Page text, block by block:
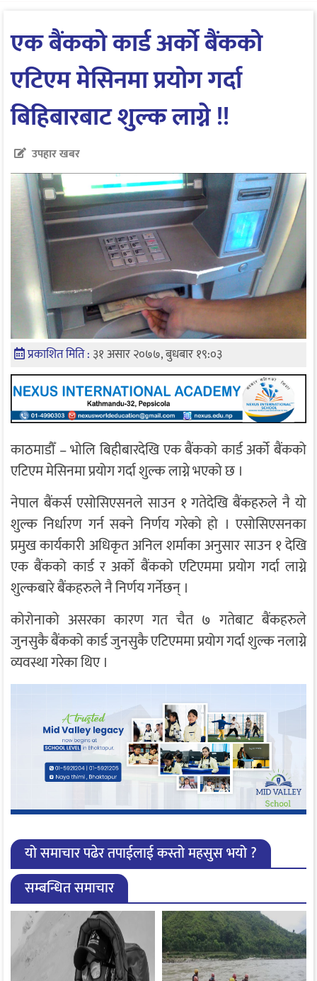
एक बैंकको कार्ड अर्को बैंकको
एटिएम मेसिनमा प्रयोग गर्दा
बिहिबारबाट शुल्क लाग्ने !!
उपहार खबर
प्रकाशित मिति : ३१ असार २०७७, बुधबार १९:०३
काठमाडौँ – भोलि बिहीबारदेखि एक बैंकको कार्ड अर्को बैंकको
एटिएम मेसिनमा प्रयोग गर्दा शुल्क लाग्ने भएको छ ।
नेपाल बैंकर्स एसोसिएसनले साउन १ गतेदेखि बैंकहरुले नै यो
शुल्क निर्धारण गर्न सक्ने निर्णय गरेको हो । एसोसिएसनका
प्रमुख कार्यकारी अधिकृत अनिल शर्माका अनुसार साउन १ देखि
एक बैंकको कार्ड र अर्को बैंकको एटिएममा प्रयोग गर्दा लाग्ने
शुल्कबारे बैंकहरुले नै निर्णय गर्नेछन् ।
कोरोनाको असरका कारण गत चैत ७ गतेबाट बैंकहरुले
जुनसुकै बैंकको कार्ड जुनसुकै एटिएममा प्रयोग गर्दा शुल्क नलाग्ने
व्यवस्था गरेका थिए ।
यो समाचार पढेर तपाईलाई कस्तो महसुस भयो ?
सम्बन्धित समाचार